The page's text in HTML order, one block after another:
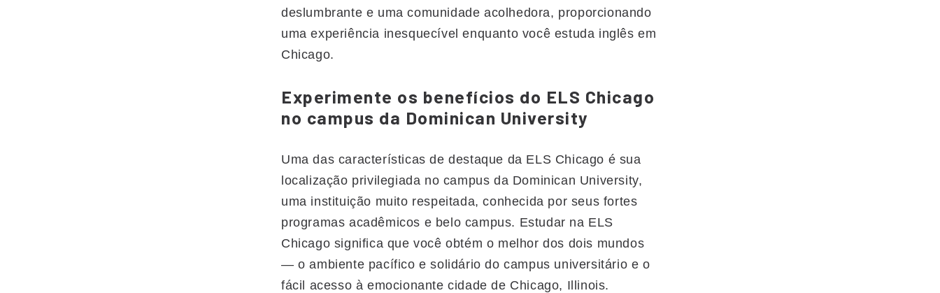
deslumbrante e uma comunidade acolhedora, proporcionando
uma experiência inesquecível enquanto você estuda inglês em
Chicago.
Experimente os benefícios do ELS Chicago
no campus da Dominican University
Uma das características de destaque da ELS Chicago é sua
localização privilegiada no campus da Dominican University,
uma instituição muito respeitada, conhecida por seus fortes
programas acadêmicos e belo campus. Estudar na ELS
Chicago significa que você obtém o melhor dos dois mundos
— o ambiente pacífico e solidário do campus universitário e o
fácil acesso à emocionante cidade de Chicago, Illinois.